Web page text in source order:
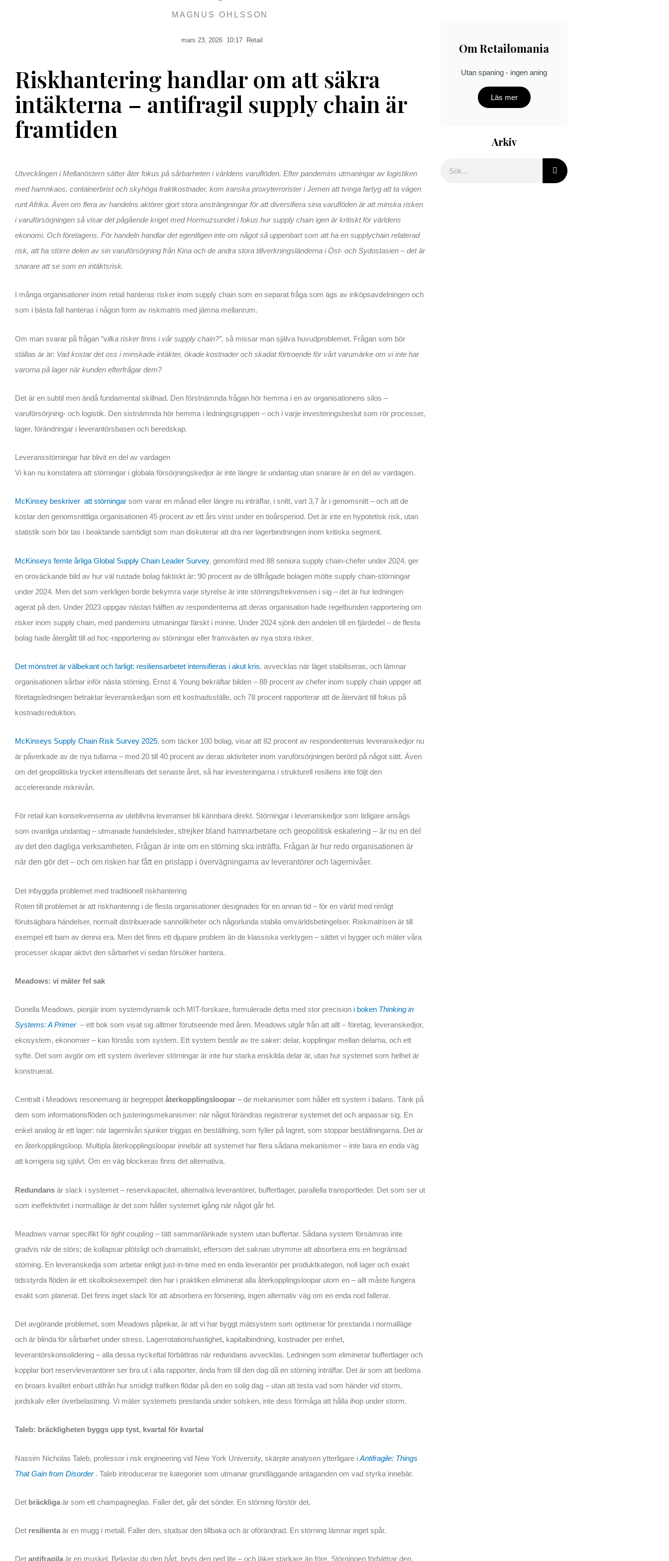
MAGNUS OHLSSON
mars 23, 2026 10:17 Retail
Riskhantering handlar om att säkra
intäkterna – antifragil supply chain är
framtiden
Utvecklingen i Mellanöstern sätter åter fokus på sårbarheten i världens varuflöden. Efter pandemins utmaningar av logistiken
med hamnkaos, containerbrist och skyhöga fraktkostnader, kom iranska proxyterrorister i Jemen att tvinga fartyg att ta vägen
runt Afrika. Även om flera av handelns aktörer gjort stora ansträngningar för att diversifiera sina varuflöden är att minska risken
i varuförsörjningen så visar det pågående kriget med Hormuzsundet i fokus hur supply chain igen är kritiskt för världens
ekonomi. Och företagens. För handeln handlar det egentligen inte om något så uppenbart som att ha en supplychain relaterad
risk, att ha större delen av sin varuförsörjning från Kina och de andra stora tillverkningsländerna i Öst- och Sydostasien – det är
snarare att se som en intäktsrisk.
I många organisationer inom retail hanteras risker inom supply chain som en separat fråga som ägs av inköpsavdelningen och
som i bästa fall hanteras i någon form av riskmatris med jämna mellanrum.
Om man svarar på frågan ”vilka risker finns i vår supply chain?”, så missar man själva huvudproblemet. Frågan som bör
ställas är är: Vad kostar det oss i minskade intäkter, ökade kostnader och skadat förtroende för vårt varumärke om vi inte har
varorna på lager när kunden efterfrågar dem?
Det är en subtil men ändå fundamental skillnad. Den förstnämnda frågan hör hemma i en av organisationens silos –
varuförsörjning- och logistik. Den sistnämnda hör hemma i ledningsgruppen – och i varje investeringsbeslut som rör processer,
lager, förändringar i leverantörsbasen och beredskap.
Leveransstörningar har blivit en del av vardagen
Vi kan nu konstatera att störningar i globala försörjningskedjor är inte längre är undantag utan snarare är en del av vardagen.
McKinsey beskriver att störningar som varar en månad eller längre nu inträffar, i snitt, vart 3,7 år i genomsnitt – och att de
kostar den genomsnittliga organisationen 45 procent av ett års vinst under en tioårsperiod. Det är inte en hypotetisk risk, utan
statistik som bör tas i beaktande samtidigt som man diskuterar att dra ner lagerbindningen inom kritiska segment.
McKinseys femte årliga Global Supply Chain Leader Survey, genomförd med 88 seniora supply chain-chefer under 2024, ger
en oroväckande bild av hur väl rustade bolag faktiskt är: 90 procent av de tillfrågade bolagen mötte supply chain-störningar
under 2024. Men det som verkligen borde bekymra varje styrelse är inte störningsfrekvensen i sig – det är hur ledningen
agerat på den. Under 2023 uppgav nästan hälften av respondenterna att deras organisation hade regelbunden rapportering om
risker inom supply chain, med pandemins utmaningar färskt i minne. Under 2024 sjönk den andelen till en fjärdedel – de flesta
bolag hade återgått till ad hoc-rapportering av störningar eller framväxten av nya stora risker.
Det mönstret är välbekant och farligt: resiliensarbetet intensifieras i akut kris, avvecklas när läget stabiliseras, och lämnar
organisationen sårbar inför nästa störning. Ernst & Young bekräftar bilden – 88 procent av chefer inom supply chain uppger att
företagsledningen betraktar leveranskedjan som ett kostnadsställe, och 78 procent rapporterar att de återvänt till fokus på
kostnadsreduktion.
McKinseys Supply Chain Risk Survey 2025, som täcker 100 bolag, visar att 82 procent av respondenternas leveranskedjor nu
är påverkade av de nya tullarna – med 20 till 40 procent av deras aktiviteter inom varuförsörjningen berörd på något sätt. Även
om det geopolitiska trycket intensifierats det senaste året, så har investeringarna i strukturell resiliens inte följt den
accelererande risknivån.
För retail kan konsekvenserna av uteblivna leveranser bli kännbara direkt. Störningar i leveranskedjor som tidigare ansågs
som ovanliga undantag – utmanade handelsleder, strejker bland hamnarbetare och geopolitisk eskalering – är nu en del
av det den dagliga verksamheten. Frågan är inte om en störning ska inträffa. Frågan är hur redo organisationen är
när den gör det – och om risken har fått en prislapp i övervägningarna av leverantörer och lagernivåer.
Det inbyggda problemet med traditionell riskhantering
Roten till problemet är att riskhantering i de flesta organisationer designades för en annan tid – för en värld med rimligt
förutsägbara händelser, normalt distribuerade sannolikheter och någorlunda stabila omvärldsbetingelser. Riskmatrisen är till
exempel ett barn av denna era. Men det finns ett djupare problem än de klassiska verktygen – sättet vi bygger och mäter våra
processer skapar aktivt den sårbarhet vi sedan försöker hantera.
Meadows: vi mäter fel sak
Donella Meadows, pionjär inom systemdynamik och MIT-forskare, formulerade detta med stor precision i boken Thinking in
Systems: A Primer– ett bok som visat sig alltmer förutseende med åren. Meadows utgår från att allt – företag, leveranskedjor,
ekosystem, ekonomier – kan förstås som system. Ett system består av tre saker: delar, kopplingar mellan delarna, och ett
syfte. Det som avgör om ett system överlever störningar är inte hur starka enskilda delar är, utan hur systemet som helhet är
konstruerat.
Centralt i Meadows resonemang är begreppet återkopplingsloopar – de mekanismer som håller ett system i balans. Tänk på
dem som informationsflöden och justeringsmekanismer: när något förändras registrerar systemet det och anpassar sig. En
enkel analog är ett lager: när lagernivån sjunker triggas en beställning, som fyller på lagret, som stoppar beställningarna. Det är
en återkopplingsloop. Multipla återkopplingsloopar innebär att systemet har flera sådana mekanismer – inte bara en enda väg
att korrigera sig självt. Om en väg blockeras finns det alternativa.
Redundans är slack i systemet – reservkapacitet, alternativa leverantörer, buffertlager, parallella transportleder. Det som ser ut
som ineffektivitet i normalläge är det som håller systemet igång när något går fel.
Meadows varnar specifikt för tight coupling – tätt sammanlänkade system utan buffertar. Sådana system försämras inte
gradvis när de störs; de kollapsar plötsligt och dramatiskt, eftersom det saknas utrymme att absorbera ens en begränsad
störning. En leveranskedja som arbetar enligt just-in-time med en enda leverantör per produktkategori, noll lager och exakt
tidsstyrda flöden är ett skolboksexempel: den har i praktiken eliminerat alla återkopplingsloopar utom en – allt måste fungera
exakt som planerat. Det finns inget slack för att absorbera en försening, ingen alternativ väg om en enda nod fallerar.
Det avgörande problemet, som Meadows påpekar, är att vi har byggt mätsystem som optimerar för prestanda i normalläge
och är blinda för sårbarhet under stress. Lagerrotationshastighet, kapitalbindning, kostnader per enhet,
leverantörskonsolidering – alla dessa nyckeltal förbättras när redundans avvecklas. Ledningen som eliminerar buffertlager och
kopplar bort reservleverantörer ser bra ut i alla rapporter, ända fram till den dag då en störning inträffar. Det är som att bedöma
en broars kvalitet enbart utifrån hur smidigt trafiken flödar på den en solig dag – utan att testa vad som händer vid storm,
jordskalv eller överbelastning. Vi mäter systemets prestanda under solsken, inte dess förmåga att hålla ihop under storm.
Taleb: bräckligheten byggs upp tyst, kvartal för kvartal
Nassim Nicholas Taleb, professor i risk engineering vid New York University, skärpte analysen ytterligare i Antifragile: Things
That Gain from Disorder. Taleb introducerar tre kategorier som utmanar grundläggande antaganden om vad styrka innebär.
Det bräckliga är som ett champagneglas. Faller det, går det sönder. En störning förstör det.
Det resilienta är en mugg i metall. Faller den, studsar den tillbaka och är oförändrad. En störning lämnar inget spår.
Det antifragila är en muskel. Belastar du den hårt, bryts den ned lite – och läker starkare än före. Störningen förbättrar den.
Om Retailomania
Utan spaning - ingen aning
Läs mer
Arkiv